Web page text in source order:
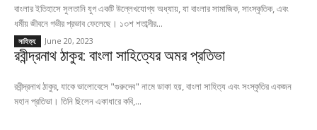
বাংলার ইতিহাসে সুলতানি যুগ একটি উল্লেখযোগ্য অধ্যায়, যা বাংলার সামাজিক, সাংস্কৃতিক, এবং
ধর্মীয় জীবনে গভীর প্রভাব ফেলেছে। ১৩শ শতাব্দীর...
সাহিত্য: June 20, 2023
রবীন্দ্রনাথ ঠাকুর: বাংলা সাহিত্যের অমর প্রতিভা
রবীন্দ্রনাথ ঠাকুর, যাকে ভালোবেসে "গুরুদেব" নামে ডাকা হয়, বাংলা সাহিত্য এবং সংস্কৃতির একজন
মহান প্রতিভা। তিনি ছিলেন একাধারে কবি,...